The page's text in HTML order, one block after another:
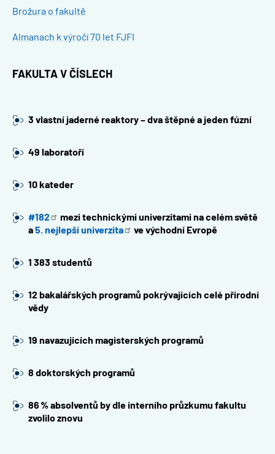
Document
Brožura o fakultě
Almanach k výročí 70 let FJFI
FAKULTA V ČÍSLECH
3 vlastní jaderné reaktory – dva štěpné a jeden fúzní
49 laboratoří
10 kateder
#182
mezi technickými univerzitami na celém světě
a5. nejlepšíuniverzita ve východní Evropě
1 383 studentů
12 bakalářských programů pokrývajících celé přírodní
vědy
19 navazujících magisterských programů
8 doktorských programů
86 % absolventů by dle interního průzkumu fakultu
zvolilo znovu